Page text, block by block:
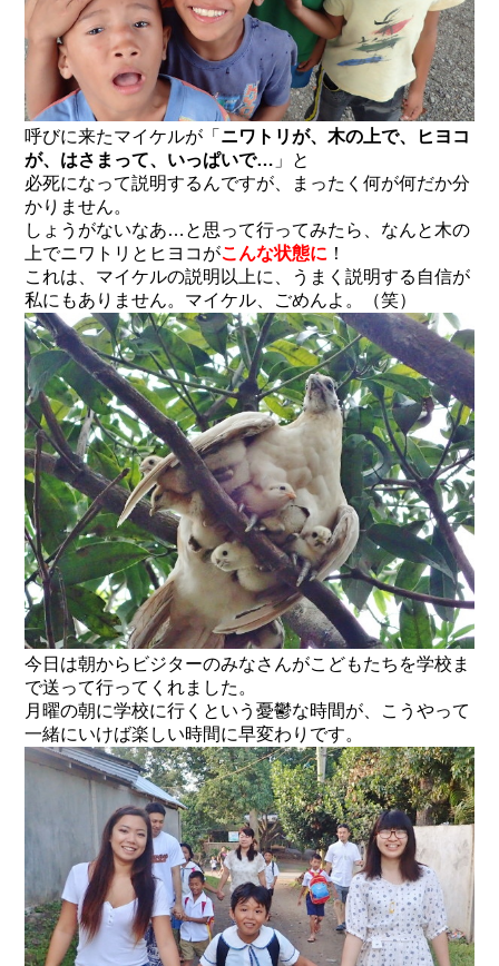
呼びに来たマイケルが「 ニワトリが、木の上で、ヒヨコ
が、はさまって、いっぱいで… 」と
必死になって説明するんですが、まったく何が何だか分
かりません。
しょうがないなあ…と思って行ってみたら、なんと木の
上でニワトリとヒヨコがこんな状態に ！
これは、マイケルの説明以上に、うまく説明する自信が
私にもありません。マイケル、ごめんよ。（笑）
今日は朝からビジターのみなさんがこどもたちを学校ま
で送って行ってくれました。
月曜の朝に学校に行くという憂鬱な時間が、こうやって
一緒にいけば楽しい時間に早変わりです。